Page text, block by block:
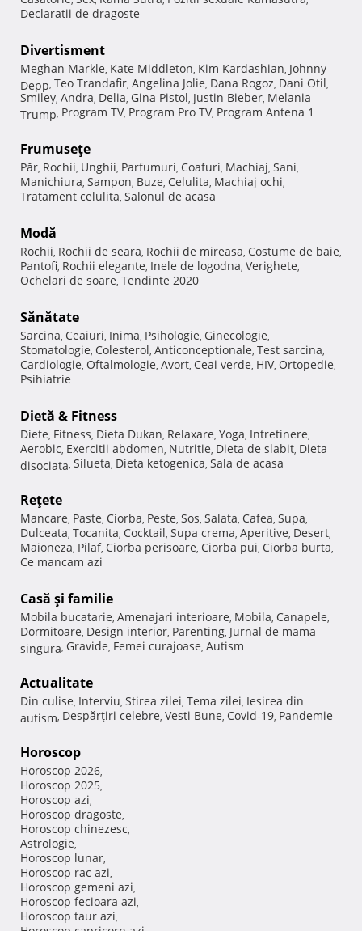
Declaratii de dragoste
Divertisment
Meghan Markle, Kate Middleton, Kim Kardashian, Johnny
Depp, Teo Trandafir, Angelina Jolie, Dana Rogoz, Dani Otil,
Smiley, Andra, Delia, Gina Pistol, Justin Bieber, Melania
Trump, Program TV, Program Pro TV, Program Antena 1
Frumuseţe
Păr, Rochii, Unghii, Parfumuri, Coafuri, Machiaj, Sani,
Manichiura, Sampon, Buze, Celulita, Machiaj ochi,
Tratament celulita, Salonul de acasa
Modă
Rochii, Rochii de seara, Rochii de mireasa, Costume de baie,
Pantofi, Rochii elegante, Inele de logodna, Verighete,
Ochelari de soare, Tendinte 2020
Sănătate
Sarcina, Ceaiuri, Inima, Psihologie, Ginecologie,
Stomatologie, Colesterol, Anticonceptionale, Test sarcina,
Cardiologie, Oftalmologie, Avort, Ceai verde, HIV, Ortopedie,
Psihiatrie
Dietă & Fitness
Diete, Fitness, Dieta Dukan, Relaxare, Yoga, Intretinere,
Aerobic, Exercitii abdomen, Nutritie, Dieta de slabit, Dieta
disociata, Silueta, Dieta ketogenica, Sala de acasa
Reţete
Mancare, Paste, Ciorba, Peste, Sos, Salata, Cafea, Supa,
Dulceata, Tocanita, Cocktail, Supa crema, Aperitive, Desert,
Maioneza, Pilaf, Ciorba perisoare, Ciorba pui, Ciorba burta,
Ce mancam azi
Casă şi familie
Mobila bucatarie, Amenajari interioare, Mobila, Canapele,
Dormitoare, Design interior, Parenting, Jurnal de mama
singura, Gravide, Femei curajoase, Autism
Actualitate
Din culise, Interviu, Stirea zilei, Tema zilei, Iesirea din
autism, Despărţiri celebre, Vesti Bune, Covid-19, Pandemie
Horoscop
Horoscop 2026,
Horoscop 2025,
Horoscop azi,
Horoscop dragoste,
Horoscop chinezesc,
Astrologie,
Horoscop lunar,
Horoscop rac azi,
Horoscop gemeni azi,
Horoscop fecioara azi,
Horoscop taur azi,